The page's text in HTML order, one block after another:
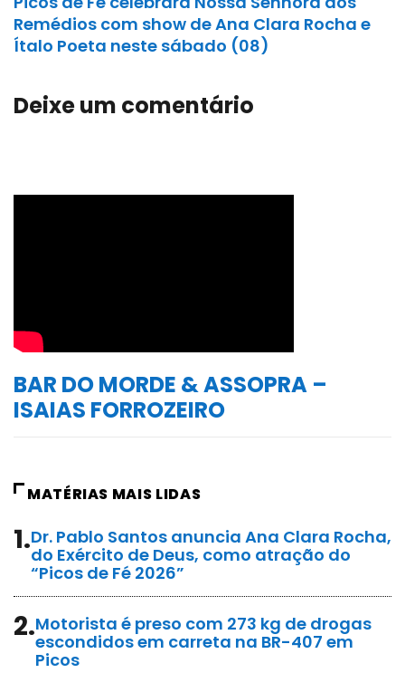
Remédios com show de Ana Clara Rocha e
Ítalo Poeta neste sábado (08)
Deixe um comentário
BAR DO MORDE & ASSOPRA –
ISAIAS FORROZEIRO
MATÉRIAS MAIS LIDAS
1.Dr. Pablo Santos anuncia Ana Clara Rocha,
do Exército de Deus, como atração do
“Picos de Fé 2026”
2.Motorista é preso com 273 kg de drogas
escondidos em carreta na BR-407 em
Picos